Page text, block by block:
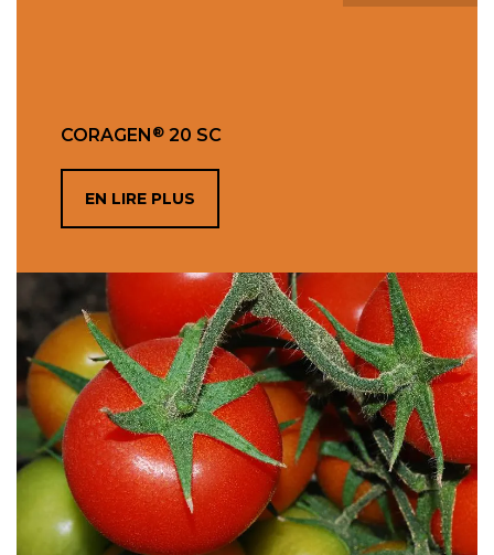
CORAGEN ® 20 SC
EN LIRE PLUS